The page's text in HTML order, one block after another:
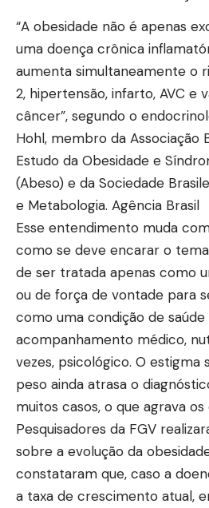
“A obesidade não é apenas
uma doença crônica
aumenta simultaneamente o
2, hipertensão, infarto, AVC e
câncer”, segundo o
Hohl, membro da Associação
Estudo da Obesidade e
(Abeso) e da Sociedade
e Metabologia. Agência Brasil
Esse entendimento muda
como se deve encarar o
de ser tratada apenas como
ou de força de vontade para
como uma condição de
acompanhamento médico,
vezes, psicológico. O
peso ainda atrasa o
muitos casos, o que agrava
Pesquisadores da FGV
sobre a evolução da
constataram que, caso a
a taxa de crescimento atual,